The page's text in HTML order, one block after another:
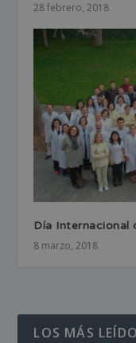
28 febrero, 2018
Día Internacional
8 marzo, 2018
LOS MÁS